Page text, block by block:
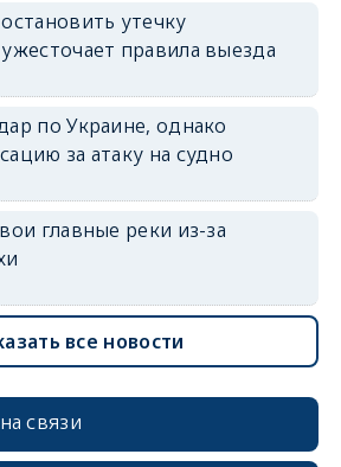
утечку
правила выезда
по Украине, однако
за атаку на судно
главные реки из-за
все новости
связи